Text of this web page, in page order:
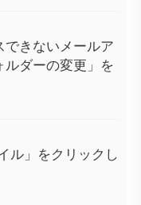
できないメールア
ダーの変更」を
ル」をクリックし